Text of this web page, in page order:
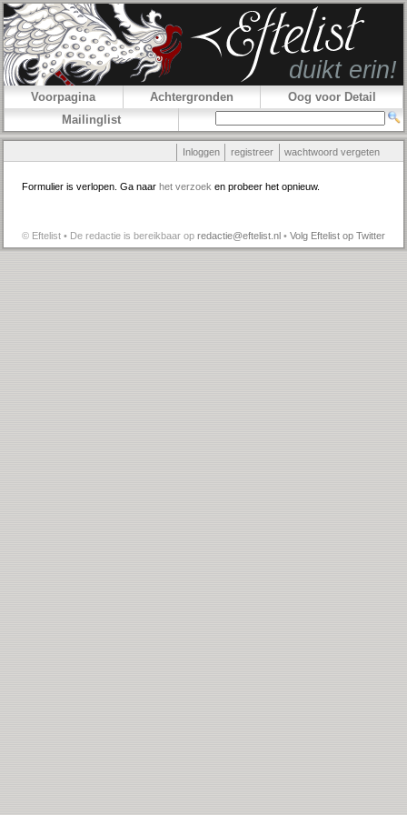
Voorpagina Achtergronden
Oog voor Detail
Mailinglist
Inloggen registreer wachtwoord vergeten
Formulier is verlopen. Ga naar het verzoek en probeer het opnieuw.
© Eftelist • De redactie is bereikbaar op redactie@eftelist.nl • Volg Eftelist op Twitter